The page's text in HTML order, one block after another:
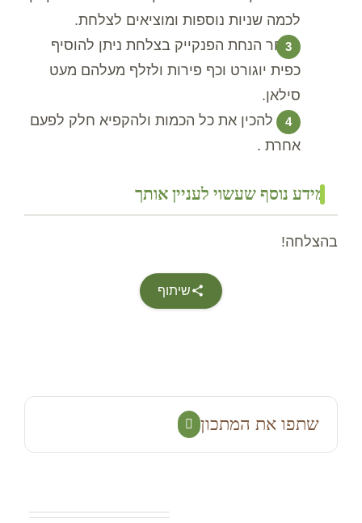
לכמה שניות נוספות ומוציאים לצלחת.
לאחר הנחת הפנקייק בצלחת ניתן להוסיף
כפית יוגורט וכף פירות ולזלף מעלהם מעט
סילאן.
ניתן להכין את כל הכמות ולהקפיא חלק לפעם
אחרת .
מידע נוסף שעשוי לעניין אותך
בהצלחה!
שיתוף
שתפו את המתכון Facebook